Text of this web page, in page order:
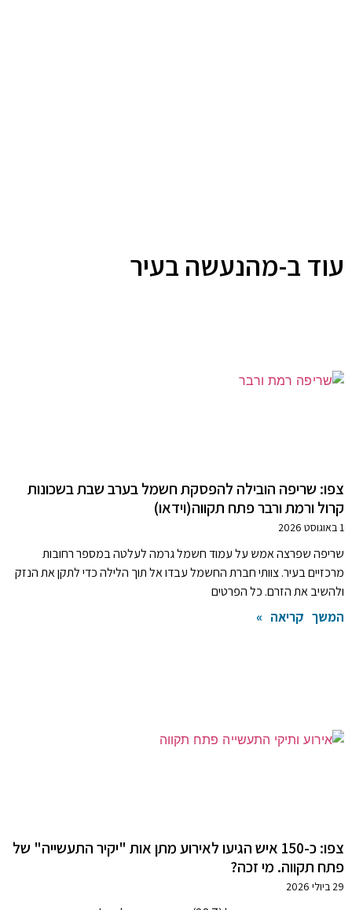
עוד ב-מהנעשה בעיר
צפו: שריפה הובילה להפסקת חשמל בערב שבת בשכונות
קרול ורמת ורבר פתח תקווה(וידאו)
1 באוגוסט 2026
שריפה שפרצה אמש על עמוד חשמל גרמה לעלטה במספר רחובות
מרכזיים בעיר. צוותי חברת החשמל עבדו אל תוך הלילה כדי לתקן את הנזק
ולהשיב את הזרם. כל הפרטים
המשך קריאה »
צפו: כ-150 איש הגיעו לאירוע מתן אות "יקיר התעשייה" של
פתח תקווה. מי זכה?
29 ביולי 2026